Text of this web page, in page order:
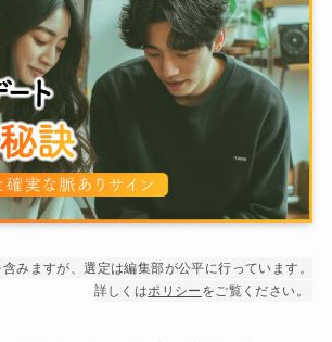
みますが、選定は編集部が公平に行っています。
詳しくはポリシー をご覧ください。